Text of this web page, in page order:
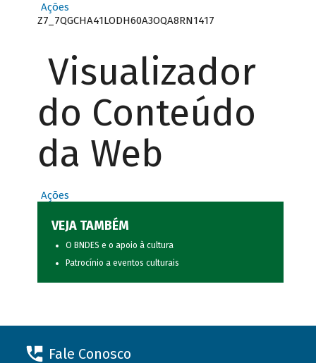
Ações
Z7_7QGCHA41LODH60A3OQA8RN1417
Visualizador
do Conteúdo
da Web
Ações
VEJA TAMBÉM
O BNDES e o apoio à cultura
Patrocínio a eventos culturais
Fale Conosco